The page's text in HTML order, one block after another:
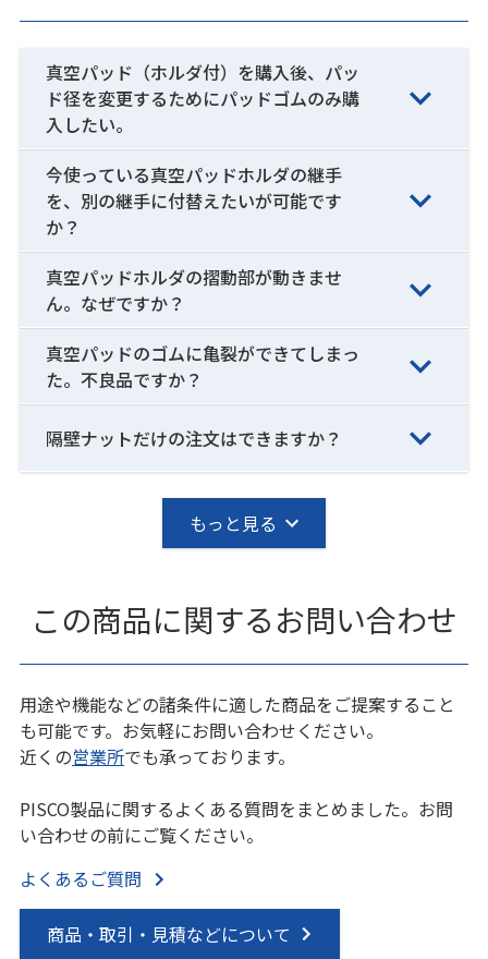
真空パッド（ホルダ付）を購入後、パッ
ド径を変更するためにパッドゴムのみ購
入したい。
今使っている真空パッドホルダの継手
を、別の継手に付替えたいが可能です
か？
真空パッドホルダの摺動部が動きませ
ん。なぜですか？
真空パッドのゴムに亀裂ができてしまっ
た。不良品ですか？
隔壁ナットだけの注文はできますか？
もっと見る
この商品に関するお問い合わせ
用途や機能などの諸条件に適した商品をご提案すること
も可能です。お気軽にお問い合わせください。
近くの営業所でも承っております。
PISCO製品に関するよくある質問をまとめました。お問
い合わせの前にご覧ください。
よくあるご質問
商品・取引・見積などについて